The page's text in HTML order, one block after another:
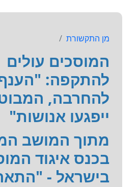
מן התקשורת
המוסכים עולים
להתקפה:
להחרבה,
ייפגעו אנושות"
מתוך המושב
בכנס איגוד
בישראל -